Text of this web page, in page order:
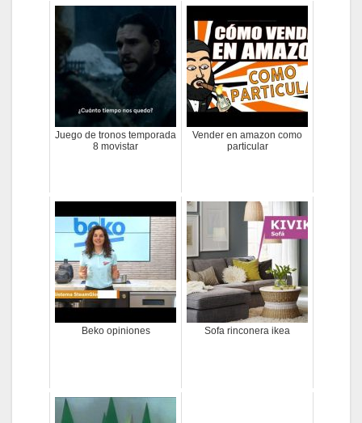
Juego de tronos temporada
8 movistar
Vender en amazon como
particular
Beko opiniones Sofa rinconera ikea